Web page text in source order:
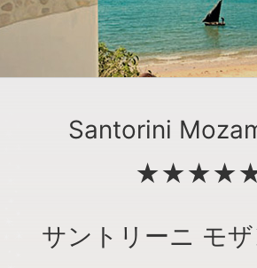
Santorini
サントリーニ モ